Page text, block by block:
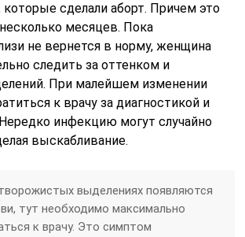
сделали аборт. Причем это
месяцев. Пока
не вернется в норму, женщина
следить за оттенком и
При малейшем изменении
к врачу за диагностикой и
инфекцию могут случайно
выскабливание.
выделениях появляются
тут необходимо максимально
к врачу. Это симптом